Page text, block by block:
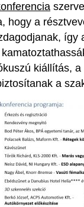
hogy a
így
kiállítás,
a